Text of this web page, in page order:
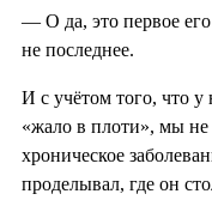
— О да, это первое
не последнее.
И с учётом того, что у
«жало в плоти», мы не
хроническое
проделывал, где он